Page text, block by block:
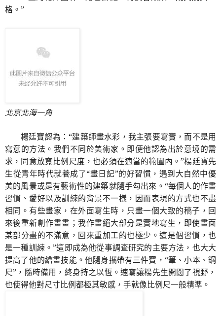
格。”
北京北海一角
楊廷寶認為：“建築師畫水彩，我主張要寫實，而不是用
寫意的方法。我們不同於美術家。即便他認為出於意境的需
求，同意放寬比例尺度，也必須在適當的範圍內。”楊廷寶先
生從青年時代就養成了“畫日記”的好習慣，遇到大自然中優
美的風景或是有藝術性的建築就隨手勾出來。“每個人的作畫
習慣、愛好以及訓練的背景不一樣，因而表現的方式也不盡
相同。有些畫家，在外面寫生時，只畫一個大致的稿子，回
來後重新創作畫畫；我作畫絕大部分是實地寫生，即使畫面
某部分畫的不滿意，回來重加工的也極少。這是個習慣，也
是一種訓練。”這即成為他從事調查研究的主要方法，也大大
提高了他的繪畫技能。他隨身攜帶有三件寶，“筆、小本、鋼
尺”，隨時備用，終身持之以恆。速寫讓楊先生開闊了視野，
也使得他對尺寸比例都極其敏感，手就像比例尺一般精準。